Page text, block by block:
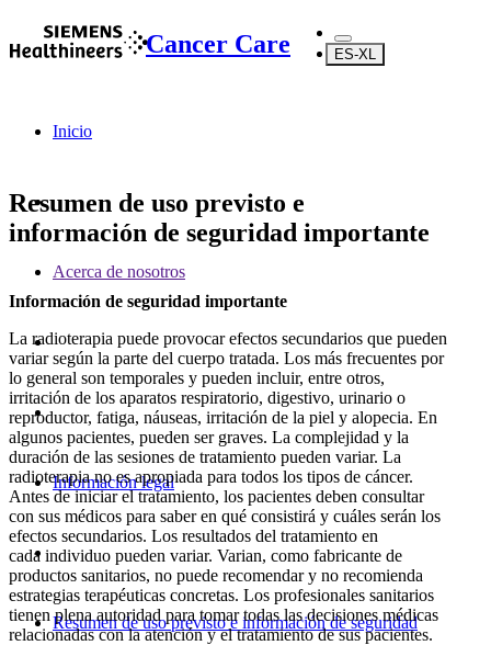
Cancer Care ES-XL
Inicio
Acerca de nosotros
Información legal
Resumen de uso previsto e información de seguridad
Resumen de uso previsto e
información de seguridad importante
Información de seguridad importante
La radioterapia puede provocar efectos secundarios que pueden
variar según la parte del cuerpo tratada. Los más frecuentes por
lo general son temporales y pueden incluir, entre otros,
irritación de los aparatos respiratorio, digestivo, urinario o
reproductor, fatiga, náuseas, irritación de la piel y alopecia. En
algunos pacientes, pueden ser graves. La complejidad y la
duración de las sesiones de tratamiento pueden variar. La
radioterapia no es apropiada para todos los tipos de cáncer.
Antes de iniciar el tratamiento, los pacientes deben consultar
con sus médicos para saber en qué consistirá y cuáles serán los
efectos secundarios. Los resultados del tratamiento en
cada individuo pueden variar. Varian, como fabricante de
productos sanitarios, no puede recomendar y no recomienda
estrategias terapéuticas concretas. Los profesionales sanitarios
tienen plena autoridad para tomar todas las decisiones médicas
relacionadas con la atención y el tratamiento de sus pacientes.